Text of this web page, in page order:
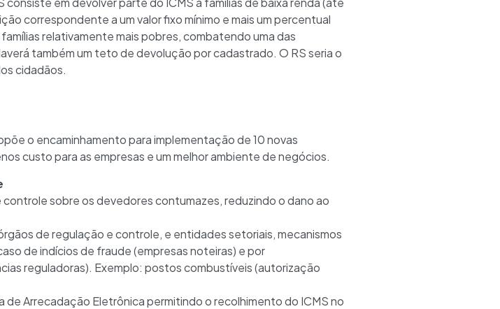
correspondente a um valor fixo mínimo e mais um percentual
relativamente mais pobres, combatendo uma das
também um teto de devolução por cadastrado. O RS seria o
cidadãos.
o encaminhamento para implementação de 10 novas
custo para as empresas e um melhor ambiente de negócios.
controle sobre os devedores contumazes, reduzindo o dano ao
de regulação e controle, e entidades setoriais, mecanismos
de indícios de fraude (empresas noteiras) e por
reguladoras). Exemplo: postos combustíveis (autorização
de Arrecadação Eletrônica permitindo o recolhimento do ICMS no